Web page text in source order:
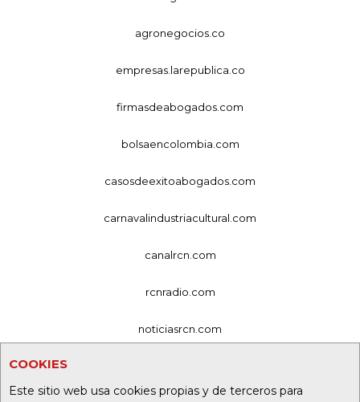
COOKIES
Este sitio web usa cookies propias y de terceros para
agronegocios.co
empresas.larepublica.co
firmasdeabogados.com
bolsaencolombia.com
casosdeexitoabogados.com
carnavalindustriacultural.com
canalrcn.com
rcnradio.com
noticiasrcn.com